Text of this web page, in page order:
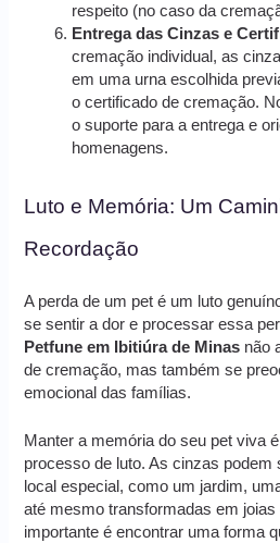
respeito (no caso da
Entrega das Cinzas e
cremação individual, as
em uma urna escolhida
o certificado de cremação.
o suporte para a entrega e
homenagens.
Luto e Memória: Um
Recordação
A perda de um pet é um luto
se sentir a dor e processar essa
Petfune em Ibitiúra de Minas não
de cremação, mas também se
emocional das famílias.
Manter a memória do seu pet viva
processo de luto. As cinzas podem
local especial, como um jardim,
até mesmo transformadas em joias
importante é encontrar uma forma